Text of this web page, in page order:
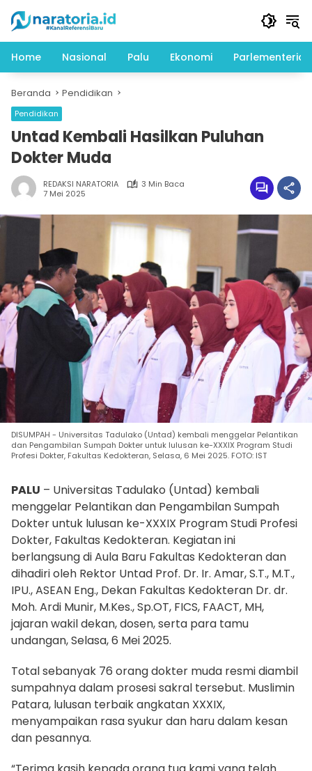
konten
Home
Nasional Palu Ekonomi Parlementeria
Beranda Pendidikan
Pendidikan
Untad Kembali Hasilkan Puluhan
Dokter Muda
REDAKSI NARATORIA
3 Min Baca
7 Mei 2025
DISUMPAH - Universitas Tadulako (Untad) kembali menggelar Pelantikan
dan Pengambilan Sumpah Dokter untuk lulusan ke-XXXIX Program Studi
Profesi Dokter, Fakultas Kedokteran, Selasa, 6 Mei 2025. FOTO: IST
PALU – Universitas Tadulako (Untad) kembali
menggelar Pelantikan dan Pengambilan Sumpah
Dokter untuk lulusan ke-XXXIX Program Studi Profesi
Dokter, Fakultas Kedokteran. Kegiatan ini
berlangsung di Aula Baru Fakultas Kedokteran dan
dihadiri oleh Rektor Untad Prof. Dr. Ir. Amar, S.T., M.T.,
IPU., ASEAN Eng., Dekan Fakultas Kedokteran Dr. dr.
Moh. Ardi Munir, M.Kes., Sp.OT, FICS, FAACT, MH,
jajaran wakil dekan, dosen, serta para tamu
undangan, Selasa, 6 Mei 2025.
Total sebanyak 76 orang dokter muda resmi diambil
sumpahnya dalam prosesi sakral tersebut. Muslimin
Patara, lulusan terbaik angkatan XXXIX,
menyampaikan rasa syukur dan haru dalam kesan
dan pesannya.